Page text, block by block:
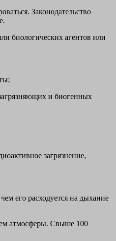
Законодательство
биологических агентов или
и биогенных
загрязнение,
его расходуется на дыхание
атмосферы. Свыше 100